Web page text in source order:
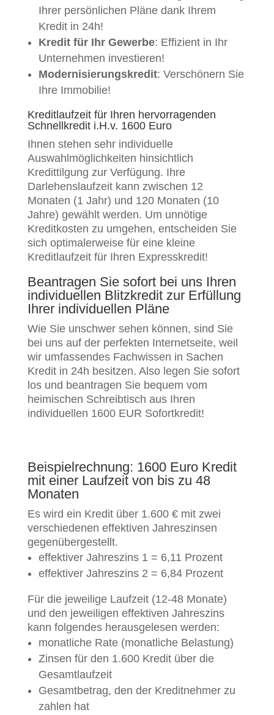
Ihrer persönlichen Pläne dank Ihrem
Kredit in 24h!
Kredit für Ihr Gewerbe: Effizient in Ihr
Unternehmen investieren!
Modernisierungskredit: Verschönern Sie
Ihre Immobilie!
Kreditlaufzeit für Ihren hervorragenden
Schnellkredit i.H.v. 1600 Euro
Ihnen stehen sehr individuelle
Auswahlmöglichkeiten hinsichtlich
Kredittilgung zur Verfügung. Ihre
Darlehenslaufzeit kann zwischen 12
Monaten (1 Jahr) und 120 Monaten (10
Jahre) gewählt werden. Um unnötige
Kreditkosten zu umgehen, entscheiden Sie
sich optimalerweise für eine kleine
Kreditlaufzeit für Ihren Expresskredit!
Beantragen Sie sofort bei uns Ihren
individuellen Blitzkredit zur Erfüllung
Ihrer individuellen Pläne
Wie Sie unschwer sehen können, sind Sie
bei uns auf der perfekten Internetseite, weil
wir umfassendes Fachwissen in Sachen
Kredit in 24h besitzen. Also legen Sie sofort
los und beantragen Sie bequem vom
heimischen Schreibtisch aus Ihren
individuellen 1600 EUR Sofortkredit!
Beispielrechnung: 1600 Euro Kredit
mit einer Laufzeit von bis zu 48
Monaten
Es wird ein Kredit über 1.600 € mit zwei
verschiedenen effektiven Jahreszinsen
gegenübergestellt.
effektiver Jahreszins 1 = 6,11 Prozent
effektiver Jahreszins 2 = 6,84 Prozent
Für die jeweilige Laufzeit (12-48 Monate)
und den jeweiligen effektiven Jahreszins
kann folgendes herausgelesen werden:
monatliche Rate (monatliche Belastung)
Zinsen für den 1.600 Kredit über die
Gesamtlaufzeit
Gesamtbetrag, den der Kreditnehmer zu
zahlen hat